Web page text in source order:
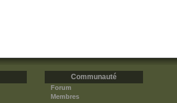
Communauté
Forum
Membres